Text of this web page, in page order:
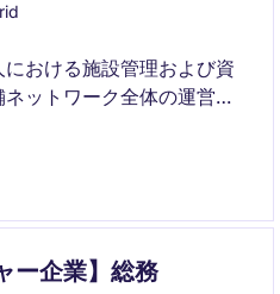
おける施設管理および資
ットワーク全体の運営品
戦略の実行、サプライヤ
を通じて、安定かつ高品質
ー企業】総務